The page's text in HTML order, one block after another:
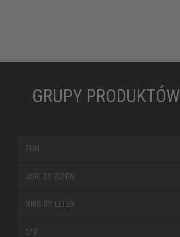
GRUPY PRODUKTÓW
FUN
JORI BY ELTEN
KIDS BY ELTEN
L10